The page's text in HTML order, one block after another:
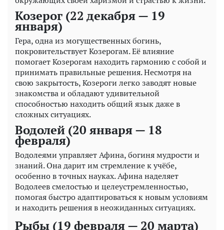
Козерог (22 декабря — 19
января)
Гера, одна из могущественных богинь,
покровительствует Козерогам. Её влияние
помогает Козерогам находить гармонию с собой и
принимать правильные решения. Несмотря на
свою закрытость, Козероги легко заводят новые
знакомства и обладают удивительной
способностью находить общий язык даже в
сложных ситуациях.
Водолей (20 января — 18
февраля)
Водолеями управляет Афина, богиня мудрости и
знаний. Она дарит им стремление к учёбе,
особенно в точных науках. Афина наделяет
Водолеев смелостью и целеустремленностью,
помогая быстро адаптироваться к новым условиям
и находить решения в неожиданных ситуациях.
Рыбы (19 февраля — 20 марта)